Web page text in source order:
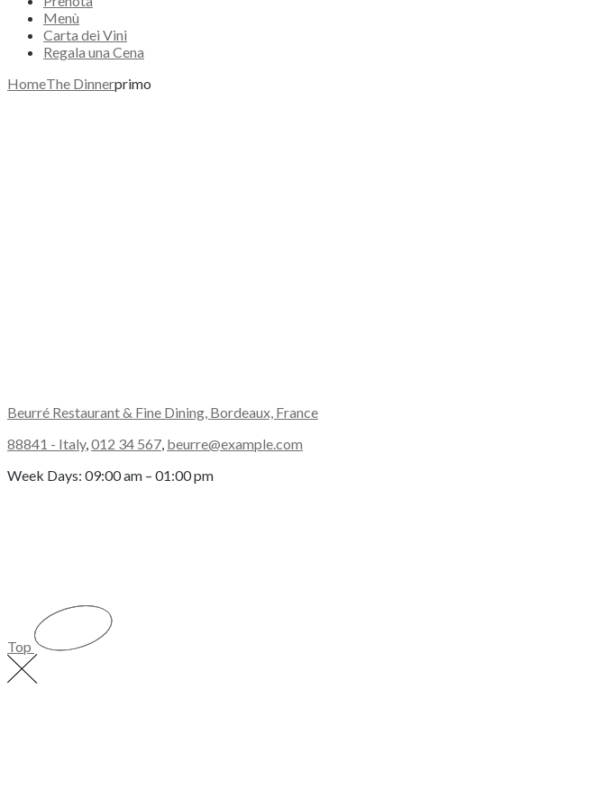
Menù
Carta dei Vini
Regala una Cena
HomeThe Dinnerprimo
Beurré Restaurant & Fine Dining, Bordeaux, France
88841 - Italy, 012 34 567 beurre@example.com
Week Days: 09:00 am – 01:00 pm
Top